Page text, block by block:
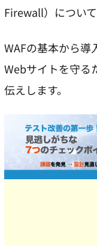
Firewall）について
WAFの基本から導
Webサイトを守る
伝えします。